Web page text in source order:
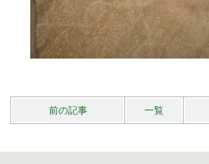
前の記事 一覧